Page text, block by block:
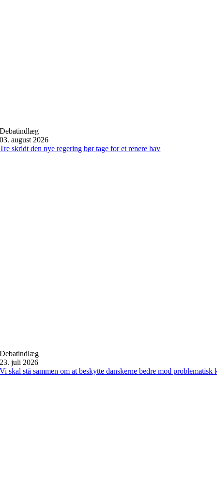
Debatindlæg
03. august 2026
Tre skridt den nye regering bør tage for et renere hav
Debatindlæg
23. juli 2026
Vi skal stå sammen om at beskytte danskerne bedre mod problematisk